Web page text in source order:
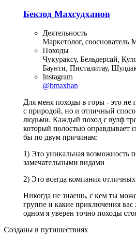
Бекзод Махсудханов
Деятельность
Маркетолог, сооснователь
Походы
Чукураксу, Бельдерсай,
Баунти, Писталитау,
Instagram
@bmaxhan
Для меня походы в горы - это не
с природой, но и отличный
людьми. Каждый поход с вулф
который полостью оправдывает
бы по двум причинам:
1) Это уникальная возможность
замечательными видами
2) Это всегда компания
Никогда не знаешь, с кем ты
группе и какие приключения
одном я уверен точно походы
Созданы в путишествиях